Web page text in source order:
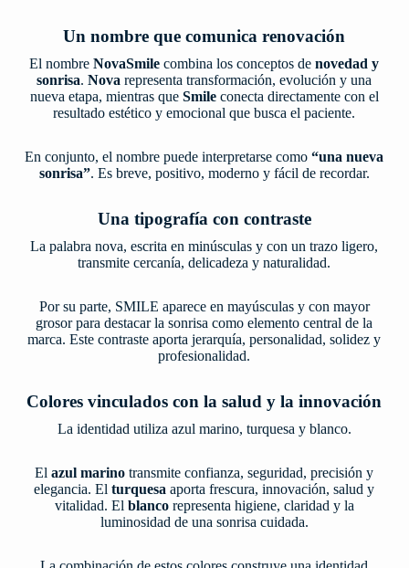
Un nombre que comunica renovación
El nombreNovaSmile combina los conceptos denovedad y
sonrisa.Nova representa transformación, evolución y una
nueva etapa, mientras que Smileconecta directamente con el
resultado estético y emocional que busca el paciente.
En conjunto, el nombre puede interpretarse como“una nueva
sonrisa”. Es breve, positivo, moderno y fácil de recordar.
Una tipografía con contraste
La palabra nova, escrita en minúsculas y con un trazo ligero,
transmite cercanía, delicadeza y naturalidad.
Por su parte, SMILE aparece en mayúsculas y con mayor
grosor para destacar la sonrisa como elemento central de la
marca. Este contraste aporta jerarquía, personalidad, solidez y
profesionalidad.
Colores vinculados con la salud y la innovación
La identidad utiliza azul marino, turquesa y blanco.
Elazul marino transmite confianza, seguridad, precisión y
elegancia. Elturquesa aporta frescura, innovación, salud y
vitalidad. El blancorepresenta higiene, claridad y la
luminosidad de una sonrisa cuidada.